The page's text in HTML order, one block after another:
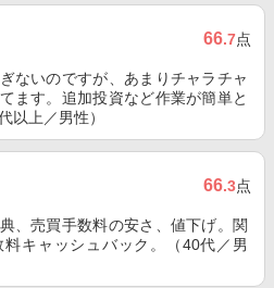
66.7点
ないのですが、あまりチャラチャ
ます。追加投資など作業が簡単と
以上／男性）
66.3点
、売買手数料の安さ、値下げ。関
キャッシュバック。（40代／男